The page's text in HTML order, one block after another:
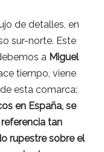
de detalles, en
sur-norte. Este
a Miguel
tiempo, viene
esta comarca:
en España, se
tan
rupestre sobre el